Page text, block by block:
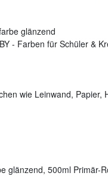
glänzend
- Farben für Schüler &
wie Leinwand, Papier,
glänzend, 500ml Primär-